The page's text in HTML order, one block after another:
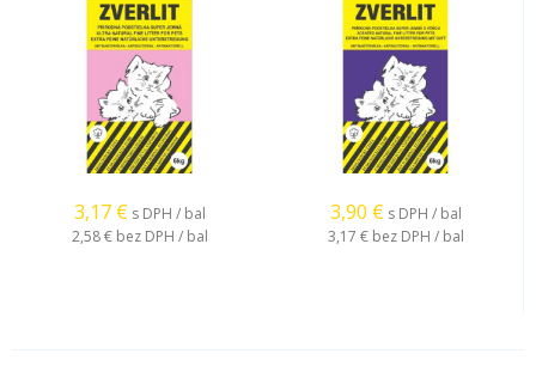
3,17 € s DPH / bal
2,58 € bez DPH / bal
3,90 € s DPH / bal
3,17 € bez DPH / bal